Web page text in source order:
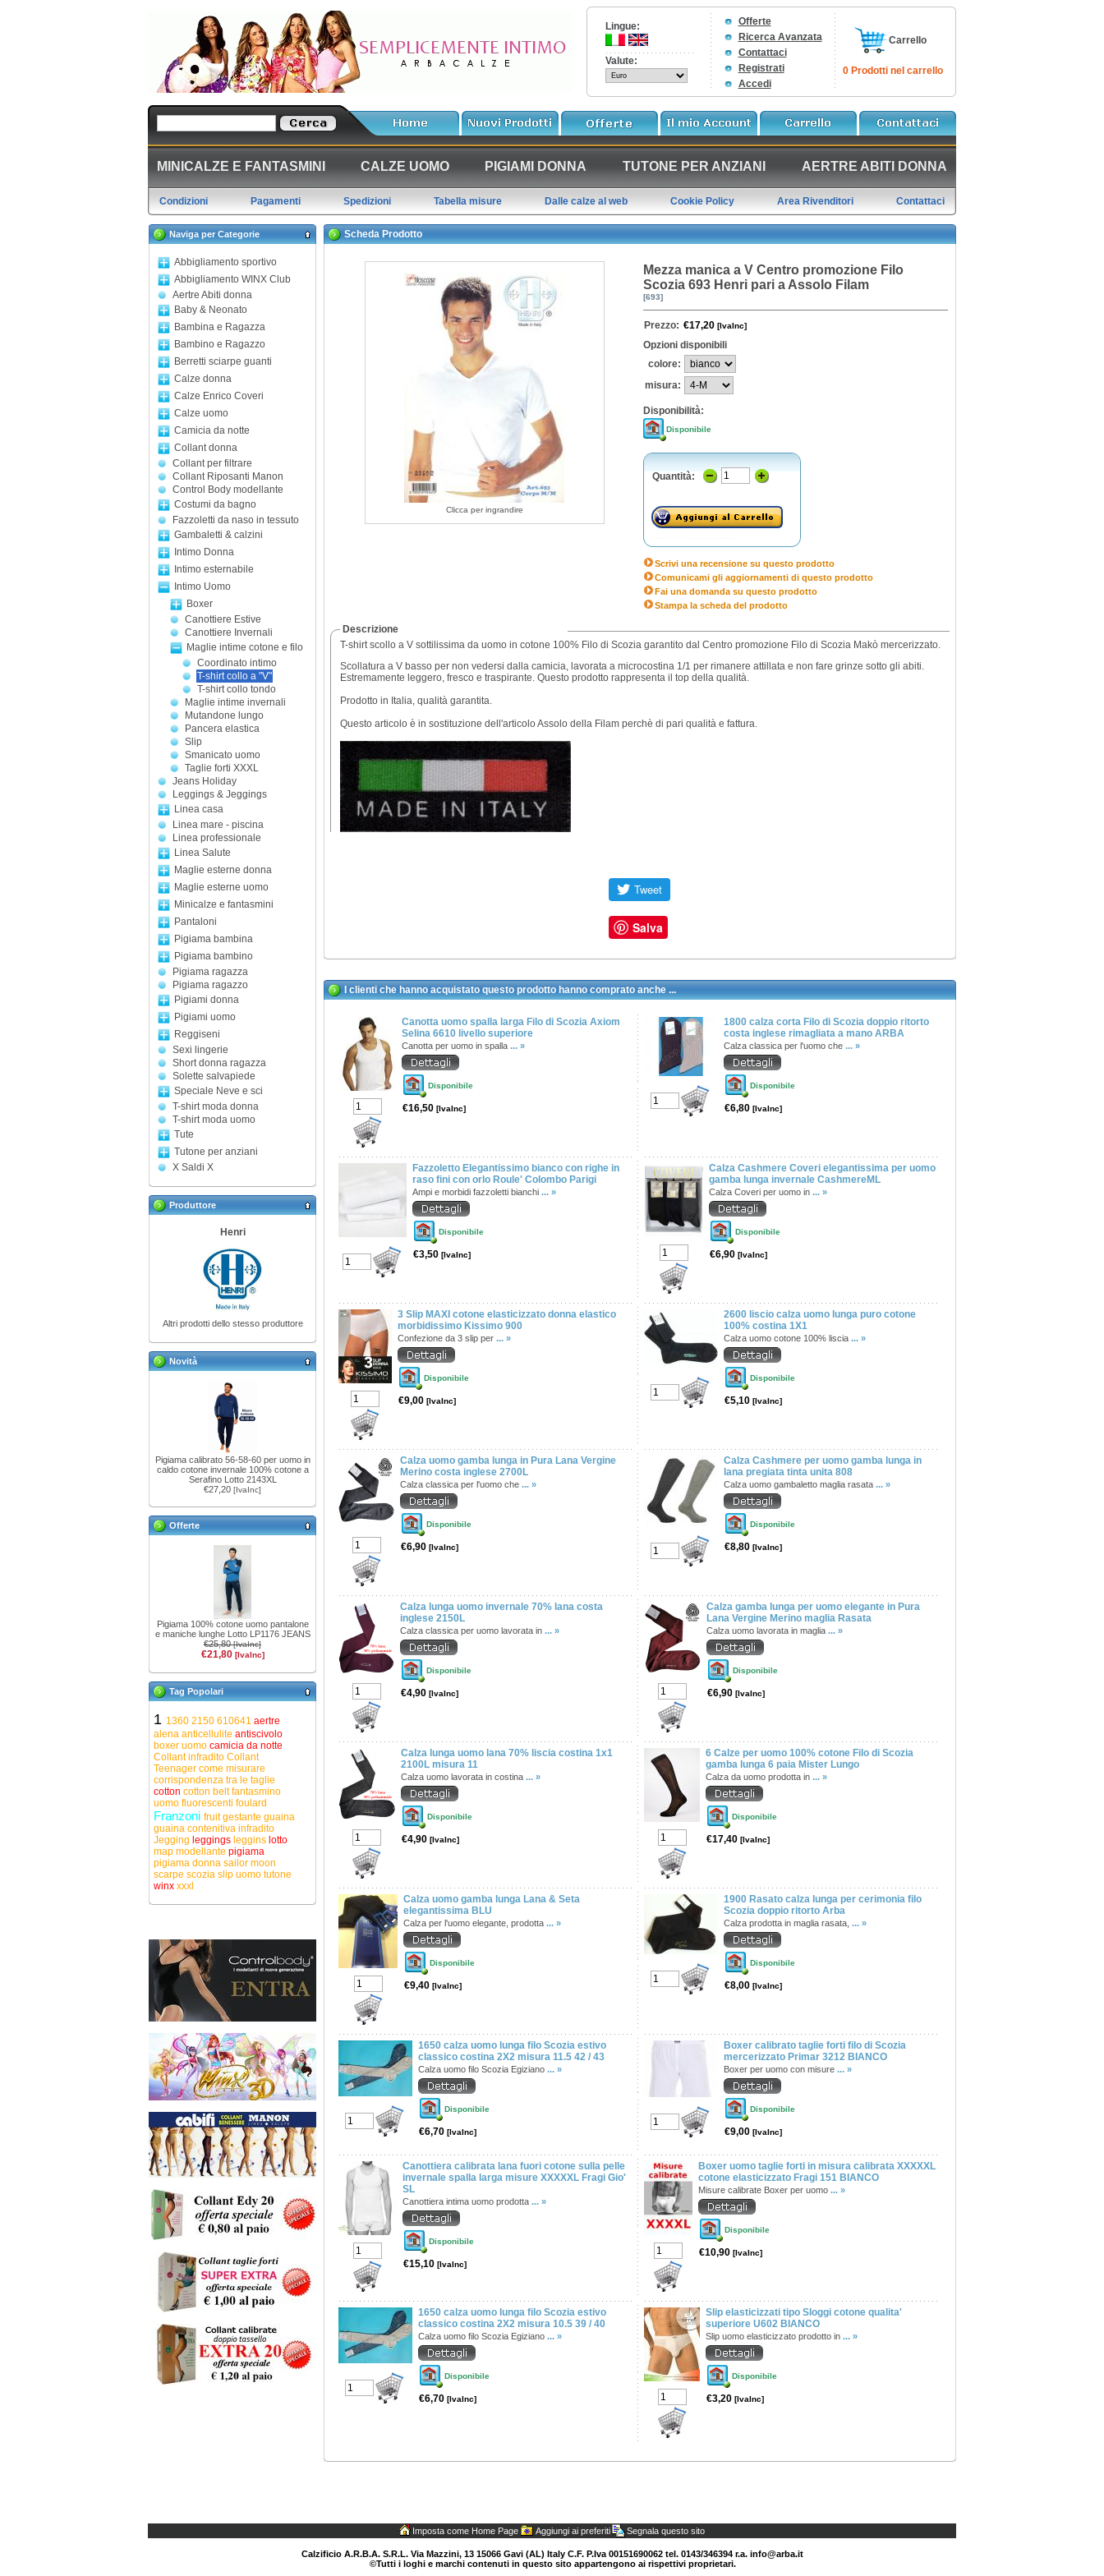
Lingue:
Valute:
Offerte
Ricerca Avanzata
Contattaci
Registrati
Accedi
Carrello
0 Prodotti nel carrello
MINICALZE E FANTASMINI CALZE UOMO PIGIAMI DONNA TUTONE PER ANZIANI AERTRE ABITI DONNA
Condizioni Pagamenti Spedizioni Tabella misure Dalle calze al web Cookie Policy Area Rivenditori Contattaci
Naviga per Categorie
Abbigliamento sportivo
Abbigliamento WINX Club
Aertre Abiti donna
Baby & Neonato
Bambina e Ragazza
Bambino e Ragazzo
Berretti sciarpe guanti
Calze donna
Calze Enrico Coveri
Calze uomo
Camicia da notte
Collant donna
Collant per filtrare
Collant Riposanti Manon
Control Body modellante
Costumi da bagno
Fazzoletti da naso in tessuto
Gambaletti & calzini
Intimo Donna
Intimo esternabile
Intimo Uomo
Boxer
Canottiere Estive
Canottiere Invernali
Maglie intime cotone e filo
Coordinato intimo
T-shirt collo a "V"
T-shirt collo tondo
Maglie intime invernali
Mutandone lungo
Pancera elastica
Slip
Smanicato uomo
Taglie forti XXXL
Jeans Holiday
Leggings & Jeggings
Linea casa
Linea mare - piscina
Linea professionale
Linea Salute
Maglie esterne donna
Maglie esterne uomo
Minicalze e fantasmini
Pantaloni
Pigiama bambina
Pigiama bambino
Pigiama ragazza
Pigiama ragazzo
Pigiami donna
Pigiami uomo
Reggiseni
Sexi lingerie
Short donna ragazza
Solette salvapiede
Speciale Neve e sci
T-shirt moda donna
T-shirt moda uomo
Tute
Tutone per anziani
X Saldi X
Produttore
Henri
Altri prodotti dello stesso produttore
Novità
Pigiama calibrato 56-58-60 per uomo in
caldo cotone invernale 100% cotone a
Serafino Lotto 2143XL
€27,20 [IvaInc]
Offerte
Pigiama 100% cotone uomo pantalone
e maniche lunghe Lotto LP1176 JEANS
€25,80[IvaInc]
€21,80 [IvaInc]
Tag Popolari
1 1360 2150 610641 aertre
alena anticellulite antiscivolo
boxer uomo camicia da notte
Collant infradito Collant
Teenager come misurare
corrispondenza tra le taglie
cotton cotton beltfantasmino
uomo fluorescenti foulard
Franzoni fruitgestante guaina
guaina contenitiva infradito
Jegging leggings leggins lotto
map modellante pigiama
pigiama donna sailor moon
scarpe scozia slip uomo tutone
winx xxxl
Scheda Prodotto
Clicca per ingrandire
Mezza manica a V Centro promozione Filo
Scozia 693 Henri pari a Assolo Filam
[693]
Prezzo: €17,20 [IvaInc]
Opzioni disponibili
colore:
misura:
Disponibilità:
Disponibile
Quantità:
Scrivi una recensione su questo prodotto
Comunicami gli aggiornamenti di questo prodotto
Fai una domanda su questo prodotto
Stampa la scheda del prodotto
Descrizione
T-shirt scollo a V sottilissima da uomo in cotone 100% Filo di Scozia garantito dal Centro promozione Filo di Scozia Makò mercerizzato.
Scollatura a V basso per non vedersi dalla camicia, lavorata a microcostina 1/1 per rimanere attillata e non fare grinze sotto gli abiti.
Estremamente leggero, fresco e traspirante. Questo prodotto rappresenta il top della qualità.
Prodotto in Italia, qualità garantita.
Questo articolo è in sostituzione dell'articolo Assolo della Filam perchè di pari qualità e fattura.
Salva
I clienti che hanno acquistato questo prodotto hanno comprato anche ...
Canotta uomo spalla larga Filo di Scozia Axiom
Selina 6610 livello superiore
Canotta per uomo in spalla ... »
Disponibile
€16,50 [IvaInc]
1800 calza corta Filo di Scozia doppio ritorto
costa inglese rimagliata a mano ARBA
Calza classica per l'uomo che ... »
Disponibile
€6,80 [IvaInc]
Fazzoletto Elegantissimo bianco con righe in
raso fini con orlo Roule' Colombo Parigi
Ampi e morbidi fazzoletti bianchi ... »
Disponibile
€3,50 [IvaInc]
Calza Cashmere Coveri elegantissima per uomo
gamba lunga invernale CashmereML
Calza Coveri per uomo in ... »
Disponibile
€6,90 [IvaInc]
3 Slip MAXI cotone elasticizzato donna elastico
morbidissimo Kissimo 900
Confezione da 3 slip per ... »
Disponibile
€9,00 [IvaInc]
2600 liscio calza uomo lunga puro cotone
100% costina 1X1
Calza uomo cotone 100% liscia ... »
Disponibile
€5,10 [IvaInc]
Calza uomo gamba lunga in Pura Lana Vergine
Merino costa inglese 2700L
Calza classica per l'uomo che ... »
Disponibile
€6,90 [IvaInc]
Calza Cashmere per uomo gamba lunga in
lana pregiata tinta unita 808
Calza uomo gambaletto maglia rasata ... »
Disponibile
€8,80 [IvaInc]
Calza lunga uomo invernale 70% lana costa
inglese 2150L
Calza classica per uomo lavorata in ... »
Disponibile
€4,90 [IvaInc]
Calza gamba lunga per uomo elegante in Pura
Lana Vergine Merino maglia Rasata
Calza uomo lavorata in maglia ... »
Disponibile
€6,90 [IvaInc]
Calza lunga uomo lana 70% liscia costina 1x1
2100L misura 11
Calza uomo lavorata in costina ... »
Disponibile
€4,90 [IvaInc]
6 Calze per uomo 100% cotone Filo di Scozia
gamba lunga 6 paia Mister Lungo
Calza da uomo prodotta in ... »
Disponibile
€17,40 [IvaInc]
Calza uomo gamba lunga Lana & Seta
elegantissima BLU
Calza per l'uomo elegante, prodotta ... »
Disponibile
€9,40 [IvaInc]
1900 Rasato calza lunga per cerimonia filo
Scozia doppio ritorto Arba
Calza prodotta in maglia rasata, ... »
Disponibile
€8,00 [IvaInc]
1650 calza uomo lunga filo Scozia estivo
classico costina 2X2 misura 11.5 42 / 43
Calza uomo filo Scozia Egiziano ... »
Disponibile
€6,70 [IvaInc]
Boxer calibrato taglie forti filo di Scozia
mercerizzato Primar 3212 BIANCO
Boxer per uomo con misure ... »
Disponibile
€9,00 [IvaInc]
Canottiera calibrata lana fuori cotone sulla pelle
invernale spalla larga misure XXXXXL Fragi Gio'
SL
Canottiera intima uomo prodotta ... »
Disponibile
€15,10 [IvaInc]
Boxer uomo taglie forti in misura calibrata XXXXXL
cotone elasticizzato Fragi 151 BIANCO
Misure calibrate Boxer per uomo ... »
Disponibile
€10,90 [IvaInc]
1650 calza uomo lunga filo Scozia estivo
classico costina 2X2 misura 10.5 39 / 40
Calza uomo filo Scozia Egiziano ... »
Disponibile
€6,70 [IvaInc]
Slip elasticizzati tipo Sloggi cotone qualita'
superiore U602 BIANCO
Slip uomo elasticizzato prodotto in ... »
Disponibile
€3,20 [IvaInc]
Imposta come Home Page Aggiungi ai preferiti Segnala questo sito
Calzificio A.R.B.A. S.R.L. Via Mazzini, 13 15066 Gavi (AL) Italy C.F. P.Iva 00151690062 tel. 0143/346394 r.a. info@arba.it
©Tutti i loghi e marchi contenuti in questo sito appartengono ai rispettivi proprietari.